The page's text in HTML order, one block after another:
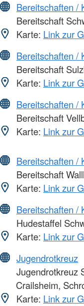
Bereitschaften /
Bereitschaft
Karte: Link zur
Bereitschaften /
Bereitschaft
Karte: Link zur
Bereitschaften /
Bereitschaft
Karte: Link zur
Bereitschaften /
Bereitschaft
Karte: Link zur
Bereitschaften /
Hudestaffel
Karte: Link zur
Jugendrotkreuz
Jugendrotkreuz
Crailsheim,
Karte: Link zur